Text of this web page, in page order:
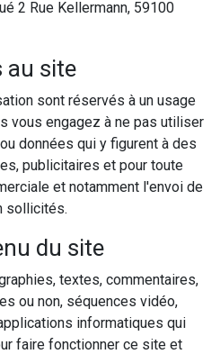
2 Rue Kellermann, 59100
au site
sont réservés à un usage
vous engagez à ne pas utiliser
données qui y figurent à des
publicitaires et pour toute
et notamment l'envoi de
sollicités.
du site
textes, commentaires,
ou non, séquences vidéo,
informatiques qui
faire fonctionner ce site et